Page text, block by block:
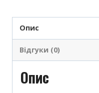
Опис
Відгуки (0)
Опис